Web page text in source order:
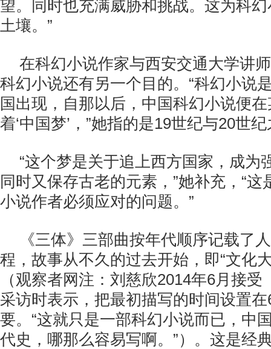
望。同时也充满威胁和挑战。这为科
土壤。”
在科幻小说作家与西安交通大学讲
科幻小说还有另一个目的。“科幻小说
国出现，自那以后，中国科幻小说便
着‘中国梦’，”她指的是19世纪与20世
“这个梦是关于追上西方国家，成为
同时又保存古老的元素，”她补充，“
小说作者必须应对的问题。”
《三体》三部曲按年代顺序记载了
程，故事从不久的过去开始，即“文化
（观察者网注：刘慈欣2014年6月接
采访时表示，把最初描写的时间设置
要。“这就只是一部科幻小说而已，中
代史，哪那么容易写啊。”）。这是经